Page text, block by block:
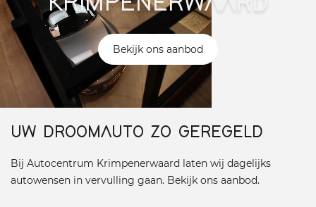
Diensten
Over ons
Vacature
Contact
Bekijk ons aanbod
UW DROOMAUTO ZO GEREGELD
Bij Autocentrum Krimpenerwaard laten wij dagelijks
autowensen in vervulling gaan. Bekijk ons aanbod.